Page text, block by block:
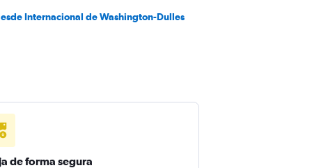
Internacional de Washington-Dulles
de forma segura